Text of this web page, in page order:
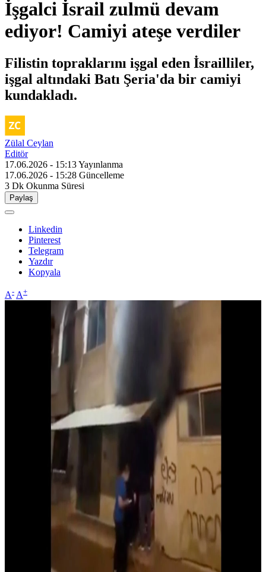
İşgalci İsrail zulmü devam
ediyor! Camiyi ateşe verdiler
Filistin topraklarını işgal eden İsrailliler,
işgal altındaki Batı Şeria'da bir camiyi
kundakladı.
Zülal Ceylan
Editör
17.06.2026 - 15:13Yayınlanma
17.06.2026 - 15:28 Güncelleme
3 Dk Okunma Süresi
Paylaş
Linkedin
Pinterest
Telegram
Yazdır
Kopyala
A- A+